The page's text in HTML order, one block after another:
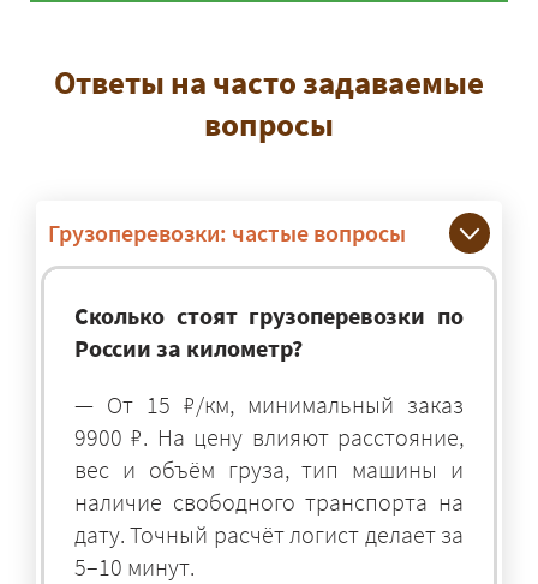
Ответы на часто задаваемые
вопросы
Грузоперевозки: частые вопросы
Сколько стоят грузоперевозки по
России за километр?
— От 15 ₽/км, минимальный заказ
9900 ₽. На цену влияют расстояние,
вес и объём груза, тип машины и
наличие свободного транспорта на
дату. Точный расчёт логист делает за
5–10 минут.